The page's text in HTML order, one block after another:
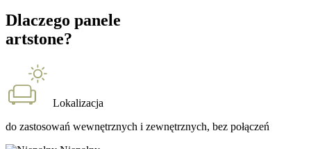
Dlaczego panele
artstone?
Lokalizacja
do zastosowań wewnętrznych i zewnętrznych, bez połączeń